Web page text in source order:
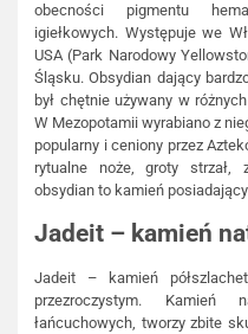
obecności pigmentu
igiełkowych. Występuje we
USA (Park Narodowy
Śląsku. Obsydian dający
był chętnie używany w
W Mezopotamii wyrabiano z
popularny i ceniony przez
rytualne noże, groty strzał,
obsydian to kamień
Jadeit – kamień
Jadeit – kamień
przezroczystym. Kamień
łańcuchowych, tworzy zbite